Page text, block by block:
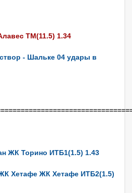
ТМ(11.5) 1.34
- Шальке 04 удары в
ЖК Торино ИТБ1(1.5) 1.43
Хетафе ЖК Хетафе ИТБ2(1.5)